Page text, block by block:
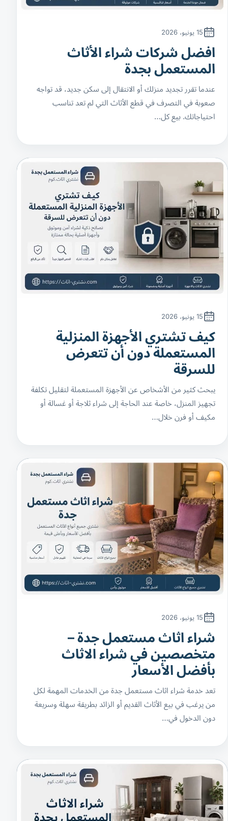
15 يونيو، 2026
افضل شركات شراء الأثاث
المستعمل بجدة
عندما تقرر تجديد منزلك أو الانتقال إلى سكن جديد، قد تواجه
صعوبة في التصرف في قطع الأثاث التي لم تعد تناسب
احتياجاتك. بيع كل…
15 يونيو، 2026
كيف تشتري الأجهزة المنزلية
المستعملة دون أن تتعرض
للسرقة
يبحث كثير من الأشخاص عن الأجهزة المستعملة لتقليل تكلفة
تجهيز المنزل، خاصة عند الحاجة إلى شراء ثلاجة أو غسالة أو
مكيف أو فرن خلال…
15 يونيو، 2026
شراء اثاث مستعمل جدة –
متخصصين في شراء الاثاث
بأفضل الأسعار
تعد خدمة شراء اثاث مستعمل جدة من الخدمات المهمة لكل
من يرغب في بيع الأثاث القديم أو الزائد بطريقة سهلة وسريعة
دون الدخول في…